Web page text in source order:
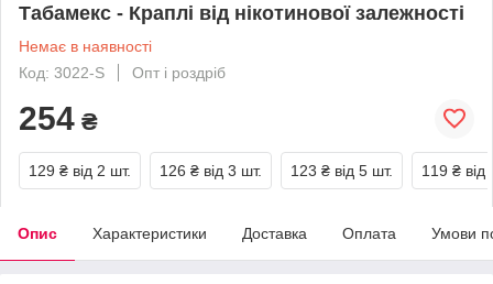
Табамекс - Краплі від нікотинової залежності
Немає в наявності
Код: 3022-S
Опт і роздріб
254 ₴
129 ₴ від 2 шт. 126 ₴ від 3 шт. 123 ₴ від 5 шт. 119 ₴ від
Опис Характеристики Доставка Оплата Умови